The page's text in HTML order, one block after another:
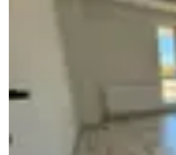
2+1